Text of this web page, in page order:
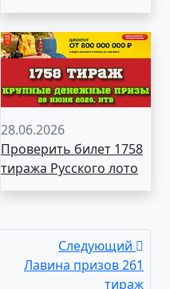
28.06.2026
Проверить билет 1758
тиража Русского лото
Следующий
Лавина призов 261
тираж